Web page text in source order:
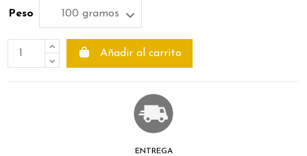
Peso
Añadir al carrito
ENTREGA